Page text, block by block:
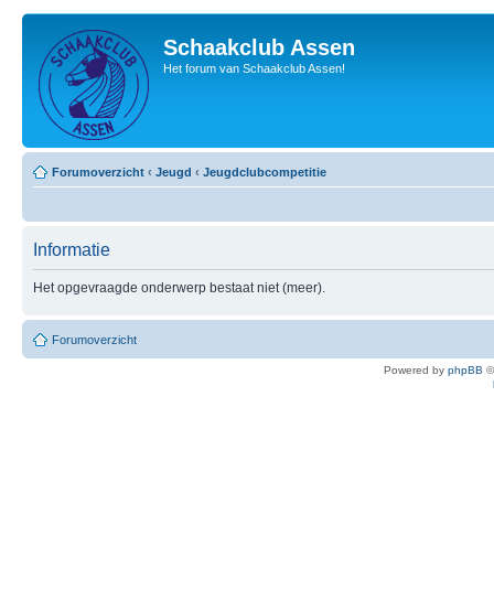
Schaakclub Assen
Het forum van Schaakclub Assen!
Forumoverzicht ‹ Jeugd ‹ Jeugdclubcompetitie
Informatie
Het opgevraagde onderwerp bestaat niet (meer).
Forumoverzicht
Powered by phpBB